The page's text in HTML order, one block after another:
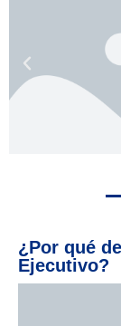
¿Por qué
Ejecutivo?